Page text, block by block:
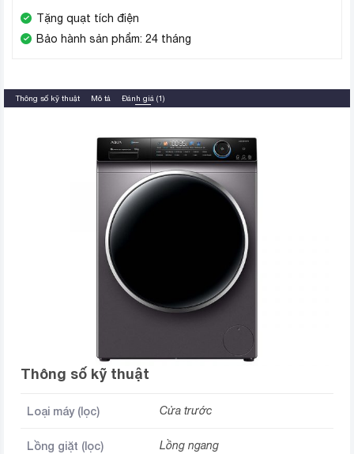
Tặng quạt tích điện
Bảo hành sản phẩm: 24 tháng
Thông số kỹ thuật Mô tả Đánh giá (1)
Thông số kỹ thuật
Loại máy (lọc) Cửa trước
Lồng giặt (lọc) Lồng ngang